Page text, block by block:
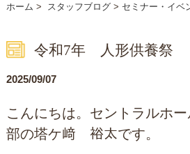
ホーム > スタッフブログ> セミナー・イベ
令和7年 人形供養祭
2025/09/07
こんにちは。セントラルホ
部の塔ケ﨑 裕太です。